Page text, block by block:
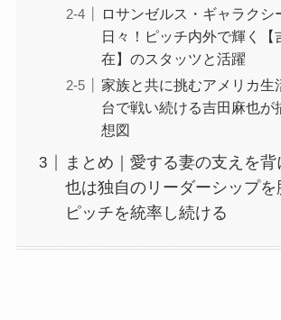
ロサンゼルス・ギャラクシ
日々！ピッチ内外で輝く【
在】のスタッツと活躍
家族と共に挑むアメリカ生
台で戦い続ける吉田麻也が
想図
まとめ｜愛する妻の支えを
也は独自のリーダーシップを
ピッチを統率し続ける